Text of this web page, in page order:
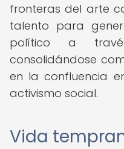
fronteras del arte
talento para
político a
consolidándose
en la confluencia
activismo social.
Vida